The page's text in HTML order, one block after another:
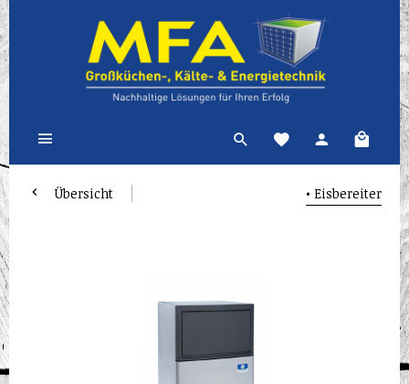
Übersicht • Eisbereiter